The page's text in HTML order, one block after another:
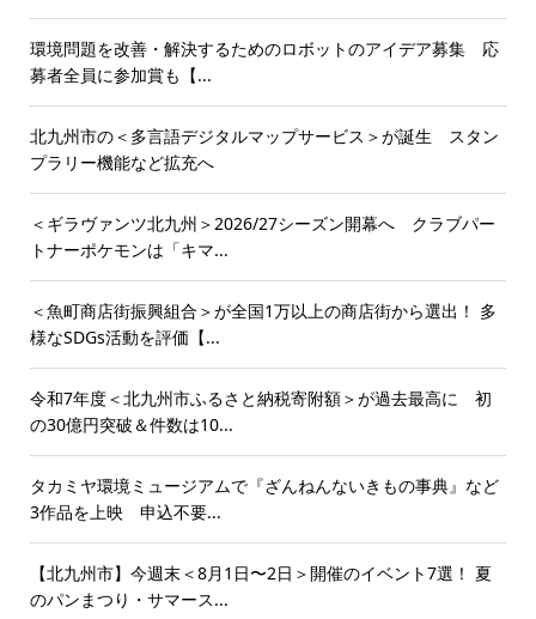
環境問題を改善・解決するためのロボットのアイデア募集 応
募者全員に参加賞も【...
北九州市の＜多言語デジタルマップサービス＞が誕生 スタン
プラリー機能など拡充へ
＜ギラヴァンツ北九州＞2026/27シーズン開幕へ クラブパー
トナーポケモンは「キマ...
＜魚町商店街振興組合＞が全国1万以上の商店街から選出！ 多
様なSDGs活動を評価【...
令和7年度＜北九州市ふるさと納税寄附額＞が過去最高に 初
の30億円突破＆件数は10...
タカミヤ環境ミュージアムで『ざんねんないきもの事典』など
3作品を上映 申込不要...
【北九州市】今週末＜8月1日〜2日＞開催のイベント7選！ 夏
のパンまつり・サマース...